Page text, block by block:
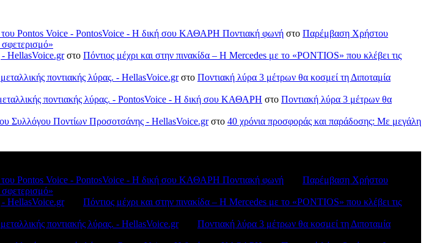
του Pontos Voice - PontosVoice - H δική σου ΚΑΘΑΡΗ Ποντιακή φωνή στο Παρέμβαση Χρήστου
σφετερισμό»
- HellasVoice.grστο Πόντιος μέχρι και στην πινακίδα – Η Mercedes με το «PONTIOS» που κλέβει τις
ποντιακής λύρας. - HellasVoice.grστο Ποντιακή λύρα 3 μέτρων θα κοσμεί τη Διποταμία
ποντιακής λύρας. - PontosVoice - H δική σου ΚΑΘΑΡΗ στο Ποντιακή λύρα 3 μέτρων θα
Συλλόγου Ποντίων Προσοτσάνης - HellasVoice.grστο 40 χρόνια προσφοράς και παράδοσης: Με μεγάλη
του Pontos Voice - PontosVoice - H δική σου ΚΑΘΑΡΗ Ποντιακή φωνή
Παρέμβαση Χρήστου
σφετερισμό»
- HellasVoice.grστο Πόντιος μέχρι και στην πινακίδα – Η Mercedes με το «PONTIOS» που κλέβει τις
ποντιακής λύρας. - HellasVoice.grστο Ποντιακή λύρα 3 μέτρων θα κοσμεί τη Διποταμία